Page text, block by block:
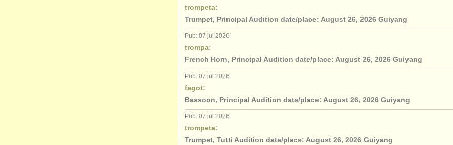
trompeta:
Trumpet, Principal Audition date/place: August 26, 2026 Guiyang
Pub: 07 jul 2026
trompa:
French Horn, Principal Audition date/place: August 26, 2026 Guiyang
Pub: 07 jul 2026
fagot:
Bassoon, Principal Audition date/place: August 26, 2026 Guiyang
Pub: 07 jul 2026
trompeta:
Trumpet, Tutti Audition date/place: August 26, 2026 Guiyang